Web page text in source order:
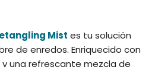
Mist es tu solución
de enredos. Enriquecido con
una refrescante mezcla de